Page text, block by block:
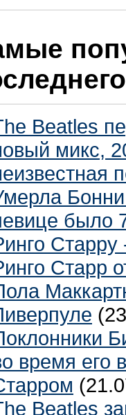
Beatles
микс,
было
Старру
Старр
время его
Beatles